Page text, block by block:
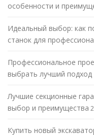
особенности и
Идеальный выбор: как
станок для
Профессиональное
выбрать лучший подход
Лучшие секционные
выбор и преимущества
Купить новый